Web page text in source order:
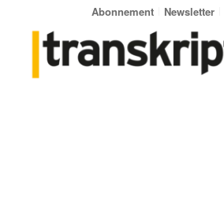
Abonnement Newsletter